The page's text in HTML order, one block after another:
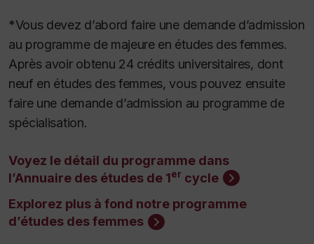
*Vous devez d’abord faire une demande d’admission
au programme de majeure en études des femmes.
Après avoir obtenu 24 crédits universitaires, dont
neuf en études des femmes, vous pouvez ensuite
faire une demande d’admission au programme de
spécialisation.
Voyez le détail du programme dans
l’Annuaire des études de 1er cycle
Explorez plus à fond notre programme
d’études des femmes